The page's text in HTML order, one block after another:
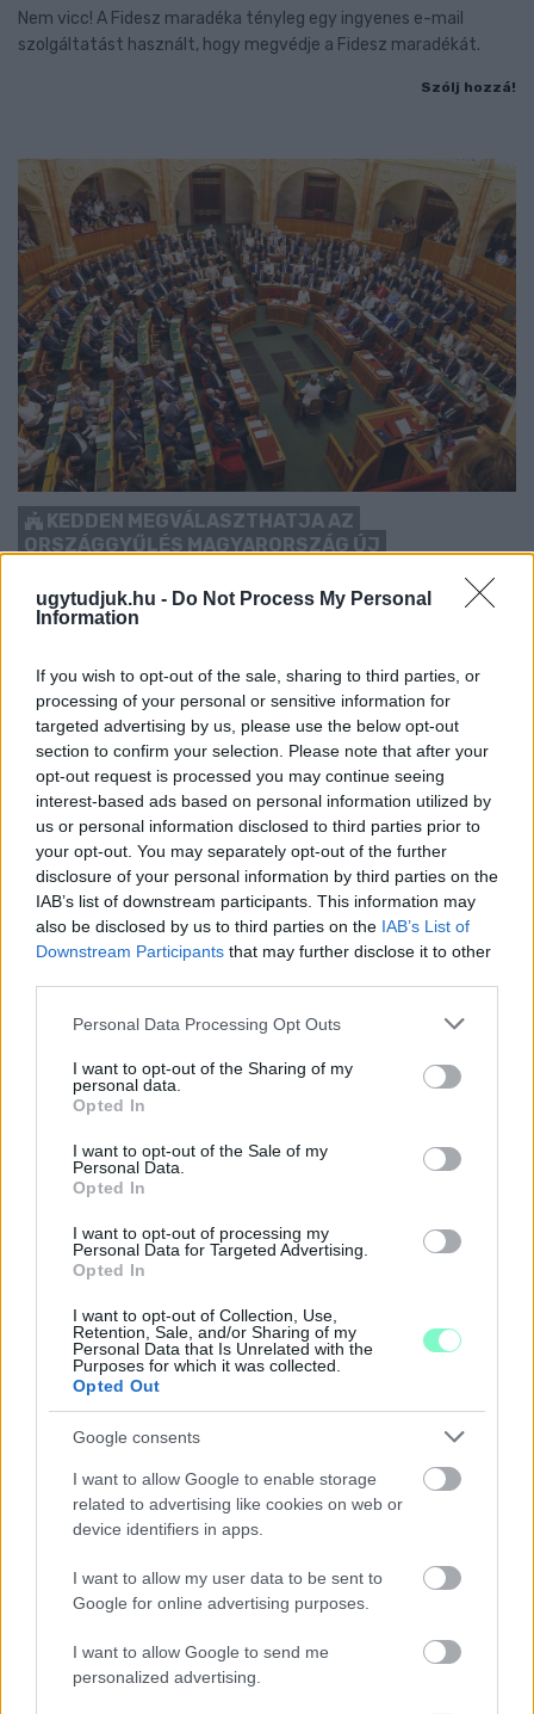
ugytudjuk.hu - Do Not Process My Personal
Information
If you wish to opt-out of the sale, sharing to third parties, or
processing of your personal or sensitive information for
targeted advertising by us, please use the below opt-out
section to confirm your selection. Please note that after your
opt-out request is processed you may continue seeing
interest-based ads based on personal information utilized by
us or personal information disclosed to third parties prior to
your opt-out. You may separately opt-out of the further
disclosure of your personal information by third parties on the
IAB’s list of downstream participants. This information may
also be disclosed by us to third parties on the IAB’s List of
Downstream Participants that may further disclose it to other
Please note that this website/app uses one or more Google
not limited to your visit or usage behaviour. You may click to
grant or deny consent to Google and its third-party tags to
use your data for below specified purposes in below Google
consent section.
Personal Data Processing Opt Outs
I want to opt-out of the Sharing of my
personal data.
Opted In
I want to opt-out of the Sale of my
Personal Data.
Opted In
I want to opt-out of processing my
Personal Data for Targeted Advertising.
Opted In
I want to opt-out of Collection, Use,
Retention, Sale, and/or Sharing of my
Personal Data that Is Unrelated with the
Purposes for which it was collected.
Opted Out
Google consents
I want to allow Google to enable storage
related to advertising like cookies on web or
device identifiers in apps.
I want to allow my user data to be sent to
Google for online advertising purposes.
I want to allow Google to send me
personalized advertising.
Nem vicc! A Fidesz maradéka tényleg egy ingyenes e-mail
szolgáltatást használt, hogy megvédje a Fidesz maradékát.
Szólj hozzá!
KEDDEN MEGVÁLASZTHATJA AZ
ORSZÁGGYŰLÉS MAGYARORSZÁG ÚJ
A TISZA Párt frakciója kezdeményezte az államfőválasztás
Szólj hozzá!
SZAKÉRTŐ A DUNA ALACSONY VÍZÁLLÁSÁRÓL: A
VÍZLÉPCSŐ SEM CSODASZER ÖNMAGÁBAN, A
KLÍMAVÁLTOZÁS MIATT ÚJ SZEMLÉLETRE VAN
A BME vízmérnöke szerint a Paksi Atomerőmű helyzetére sem
jelentene automatikus megoldást egy új dunai vízlépcső - a jövő
vízgazdálkodását pedig már a klímamodellekre kell alapozni.
Szólj hozzá!